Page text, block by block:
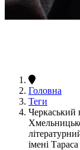
Головна
Теги
Черкаський
імені